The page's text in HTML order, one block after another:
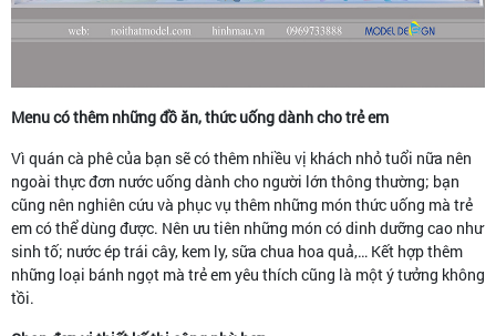
Menu có thêm những đồ ăn, thức uống dành cho trẻ em
Vì quán cà phê của bạn sẽ có thêm nhiều vị khách nhỏ tuổi nữa nên
ngoài thực đơn nước uống dành cho người lớn thông thường; bạn
cũng nên nghiên cứu và phục vụ thêm những món thức uống mà trẻ
em có thể dùng được. Nên ưu tiên những món có dinh dưỡng cao như
sinh tố; nước ép trái cây, kem ly, sữa chua hoa quả,… Kết hợp thêm
những loại bánh ngọt mà trẻ em yêu thích cũng là một ý tưởng không
tồi.